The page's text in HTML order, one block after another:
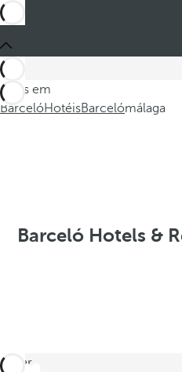
Estes em
BarcelóHotéisBarcelómálaga
Barceló Hotels &
voltar